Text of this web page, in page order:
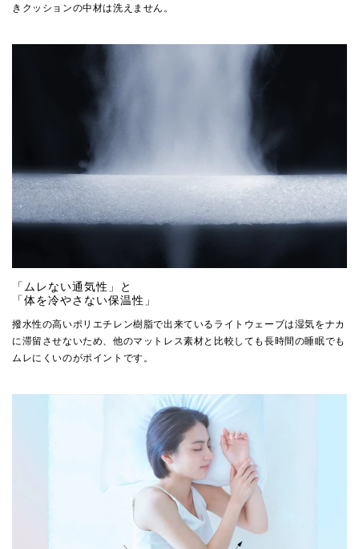
きクッションの中材は洗えません。
「ムレない通気性」と
「体を冷やさない保温性」
撥水性の高いポリエチレン樹脂で出来ているライトウェーブは湿気をナカ
に滞留させないため、他のマットレス素材と比較しても長時間の睡眠でも
ムレにくいのがポイントです。